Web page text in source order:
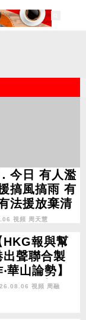
今日 有人濫
搞風搞雨 有
法援放棄清
視頻 周天慧
HKG報與幫
出聲聯合製
華山論勢】
四百八十三
視頻 周融